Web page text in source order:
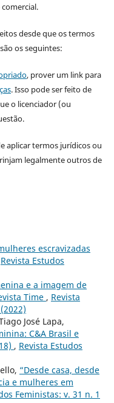
desde que os termos
os seguintes:
, prover um link para
. Isso pode ser feito de
o licenciador (ou
aplicar termos jurídicos ou
legalmente outros de
escravizadas
Revista Estudos
e a imagem de
Time , Revista
José Lapa,
C&A Brasil e
, Revista Estudos
“Desde casa, desde
e mulheres em
Feministas: v. 31 n. 1